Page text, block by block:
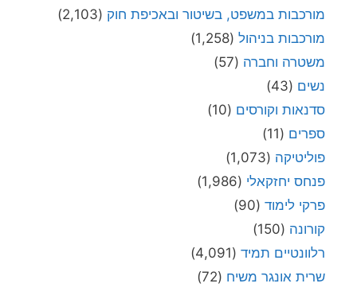
מורכבות במשפט, בשיטור ובאכיפת חוק (2,103)
מורכבות בניהול (1,258)
משטרה וחברה (57)
נשים (43)
סדנאות וקורסים (10)
ספרים (11)
פוליטיקה (1,073)
פנחס יחזקאלי (1,986)
פרקי לימוד (90)
קורונה (150)
רלוונטיים תמיד (4,091)
שרית אונגר משיח (72)